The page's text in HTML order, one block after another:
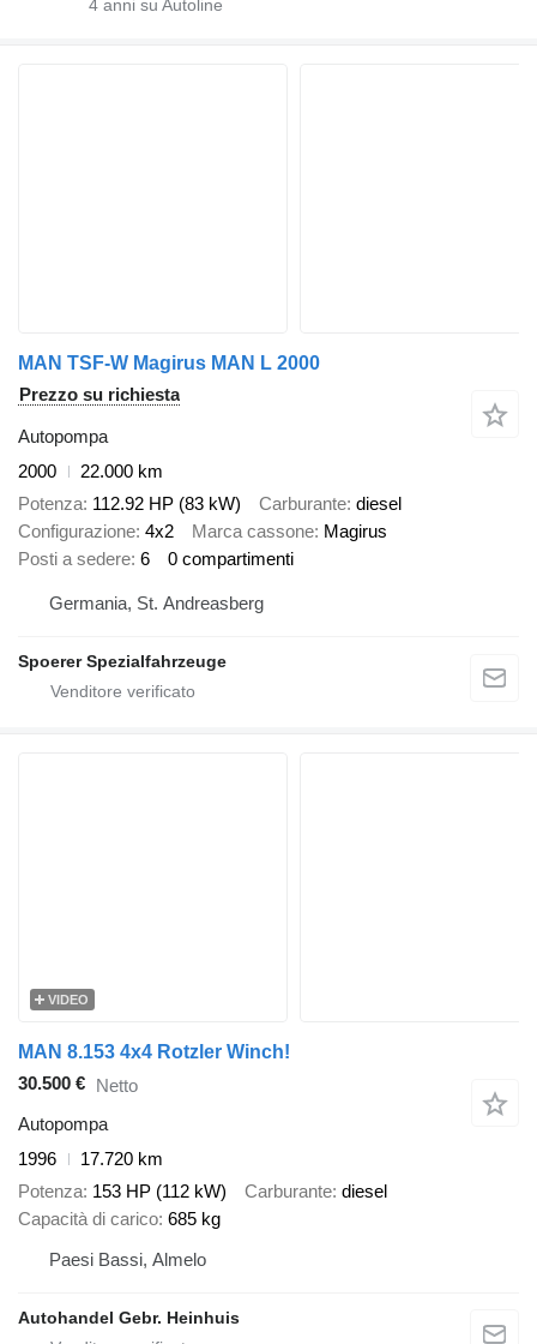
4 anni su Autoline
MAN TSF-W Magirus MAN L 2000
Prezzo su richiesta
Autopompa
2000
22.000 km
Potenza 112.92 HP (83 kW) Carburante diesel
Configurazione 4x2 Marca cassone Magirus
Posti a sedere 6 0 compartimenti
Germania, St. Andreasberg
Spoerer Spezialfahrzeuge
VIDEO
MAN 8.153 4x4 Rotzler Winch!
30.500 € Netto
Autopompa
1996
17.720 km
Potenza 153 HP (112 kW) Carburante diesel
Capacità di carico 685 kg
Paesi Bassi, Almelo
Autohandel Gebr. Heinhuis